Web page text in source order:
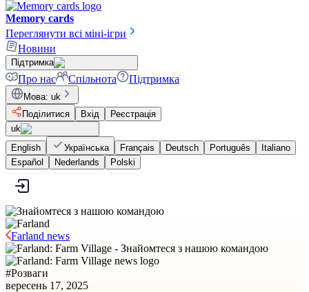
Memory cards
Переглянути всі міні-ігри
Новини
Підтримка
Про нас Спільнота Підтримка
Мова: uk
Поділитися
Вхід
Реєстрація
uk
English
Українська Français Deutsch Português
Italiano
Español
Nederlands Polski
Farland news
#Розваги
вересень 17, 2025